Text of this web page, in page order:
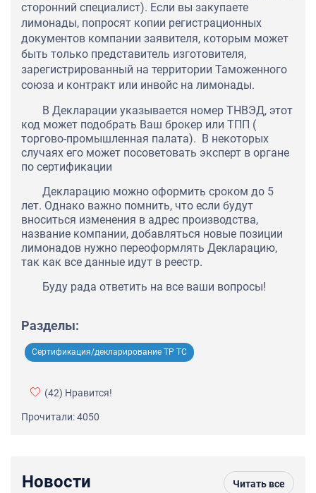
сторонний специалист). Если вы закупаете
лимонады, попросят копии регистрационных
документов компании заявителя, которым может
быть только представитель изготовителя,
зарегистрированный на территории Таможенного
союза и контракт или инвойс на лимонады.
В Декларации указывается номер ТНВЭД, этот
код может подобрать Ваш брокер или ТПП (
торгово-промышленная палата). В некоторых
случаях его может посоветовать эксперт в органе
по сертификации
Декларацию можно оформить сроком до 5
лет. Однако важно помнить, что если будут
вноситься изменения в адрес производства,
название компании, добавляться новые позиции
лимонадов нужно переоформлять Декларацию,
так как все данные идут в реестр.
Буду рада ответить на все ваши вопросы!
Разделы:
Сертификация/декларирование ТР ТС
(42) Нравится!
Прочитали: 4050
Новости Читать все